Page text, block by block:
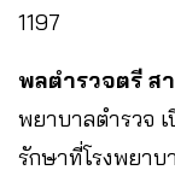
1197
พลตำรวจตรี ส
พยาบาลตำรวจ
รักษาที่โรงพยาบ